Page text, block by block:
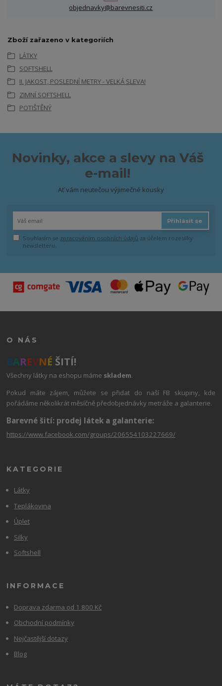
objednavky@barevnesiti.cz
Zboží zařazeno v kategoriích
LÁTKY
SOFTSHELL
II. JAKOST, POSLEDNÍ METRY - VELKÁ SLEVA!
ZIMNÍ SOFTSHELL
POTIŠTĚNÝ
Novinky, akce a slevy na Váš
e-mail!
Ať vám neutečou výjimečné kousky
Přihlásit se
Souhlasím se zpracováním osobních údajů za účelem rozesílky
newsletteru.
O NÁS
BAREVNÉ ŠITÍ!
Všechny látky na eshopu máme skladem.
Pokud máte zájem, můžete se přidat do naší FB skupiny, kde
pořádáme několikrát měsíčně předobjednávky metráže a galanterie.
Barevné šití: prodej látek a galanterie:
https://www.facebook.com/groups/206554103227669/
KATEGORIE
Látky
Teplákovina
Úplet
Silky
Softshell
INFORMACE
Doprava zdarma od 1 800 Kč
Obchodní podmínky
Nejčastější dotazy
Blog